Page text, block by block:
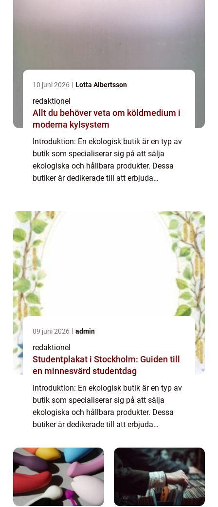
10 juni 2026 Lotta Albertsson
redaktionel
Allt du behöver veta om köldmedium i
moderna kylsystem
Introduktion: En ekologisk butik är en typ av
butik som specialiserar sig på att sälja
ekologiska och hållbara produkter. Dessa
butiker är dedikerade till att erbjuda
be...
09 juni 2026 admin
redaktionel
Studentplakat i Stockholm: Guiden till
en minnesvärd studentdag
Introduktion: En ekologisk butik är en typ av
butik som specialiserar sig på att sälja
ekologiska och hållbara produkter. Dessa
butiker är dedikerade till att erbjuda
produceras utan användning av kemiska
be...